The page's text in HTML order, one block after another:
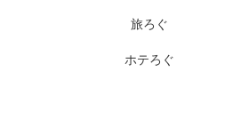
旅ろぐ
ホテろぐ